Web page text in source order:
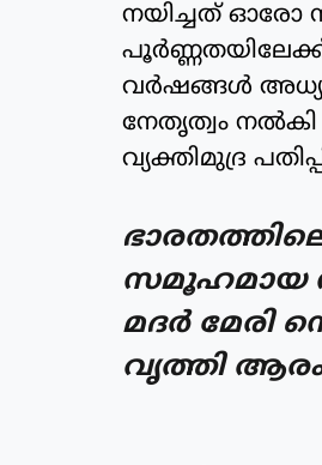
നയിച്ചത് ഓരോ
വർഷങ്ങൾ
നേതൃത്വം നൽകി
വ്യക്തിമുദ്ര
സമൂഹമായ
മദർ മേരി
വൃത്തി